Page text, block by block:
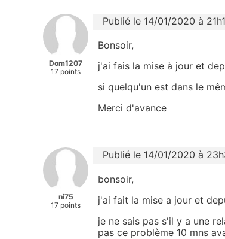
Dom1207
17 points
Publié le 14/01/2020 à
Bonsoir,
j'ai fais la mise à jour et
si quelqu'un est dans le
Merci d'avance
ni75
17 points
Publié le 14/01/2020 à
bonsoir,
j'ai fait la mise a jour et
je ne sais pas s'il y a une
pas ce problème 10 mns